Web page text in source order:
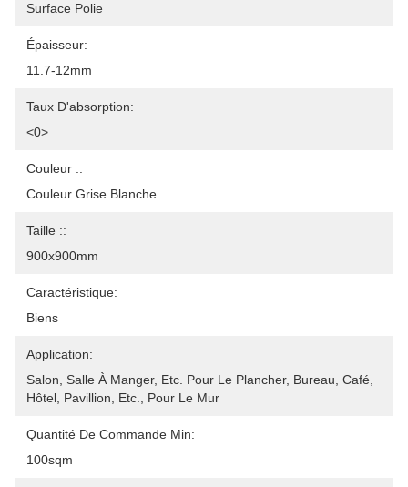
Surface Polie
Épaisseur:
11.7-12mm
Taux D'absorption:
<0>
Couleur ::
Couleur Grise Blanche
Taille ::
900x900mm
Caractéristique:
Biens
Application:
Salon, Salle À Manger, Etc. Pour Le Plancher, Bureau, Café,
Hôtel, Pavillion, Etc., Pour Le Mur
Quantité De Commande Min:
100sqm